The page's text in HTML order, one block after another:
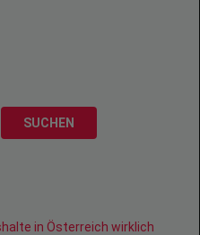
SUCHEN
in Österreich wirklich